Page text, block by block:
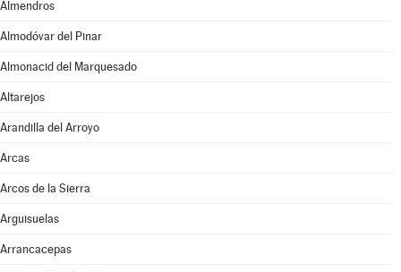
Almendros
Almodóvar del Pinar
Almonacid del Marquesado
Altarejos
Arandilla del Arroyo
Arcas
Arcos de la Sierra
Arguisuelas
Arrancacepas